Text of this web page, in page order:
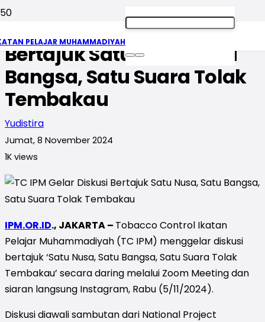
PELAJAR MUHAMMADIYAH
TC IPM Gelar Diskusi
Bertajuk Satu Nusa, Satu
Bangsa, Satu Suara Tolak
Tembakau
Yudistira
Jumat, 8 November 2024
1K views
IPM.OR.ID., JAKARTA – Tobacco Control Ikatan
Pelajar Muhammadiyah (TC IPM) menggelar diskusi
bertajuk ‘Satu Nusa, Satu Bangsa, Satu Suara Tolak
Tembakau’ secara daring melalui Zoom Meeting dan
siaran langsung Instagram, Rabu (5/11/2024).
Diskusi diawali sambutan dari National Project